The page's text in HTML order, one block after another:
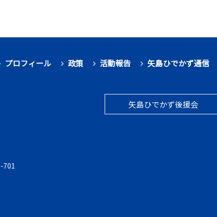
プロフィール 政策 活動報告 矢島ひでかず通信
矢島ひでかず後援会
701